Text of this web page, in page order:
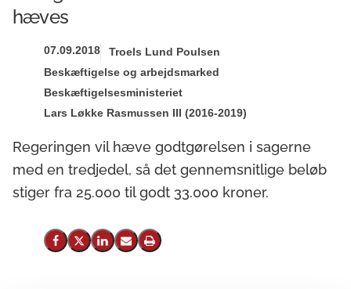
hæves
07.09.2018
Troels Lund Poulsen
Beskæftigelse og arbejdsmarked
Beskæftigelsesministeriet
Lars Løkke Rasmussen III (2016-2019)
Regeringen vil hæve godtgørelsen i sagerne
med en tredjedel, så det gennemsnitlige beløb
stiger fra 25.000 til godt 33.000 kroner.
Del på Facebook
Del på X (Twitter)
Del på LinkedIn
Send email
Print